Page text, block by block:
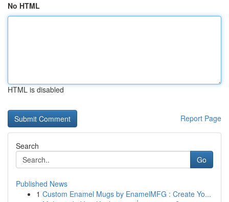
No HTML
HTML is disabled
Report Page
Search
Go
Published News
1 Custom Enamel Mugs by EnamelMFG : Create Yo...